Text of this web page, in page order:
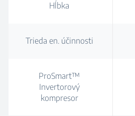
Hĺbka
Trieda en. účinnosti
ProSmart™
Invertorový
kompresor